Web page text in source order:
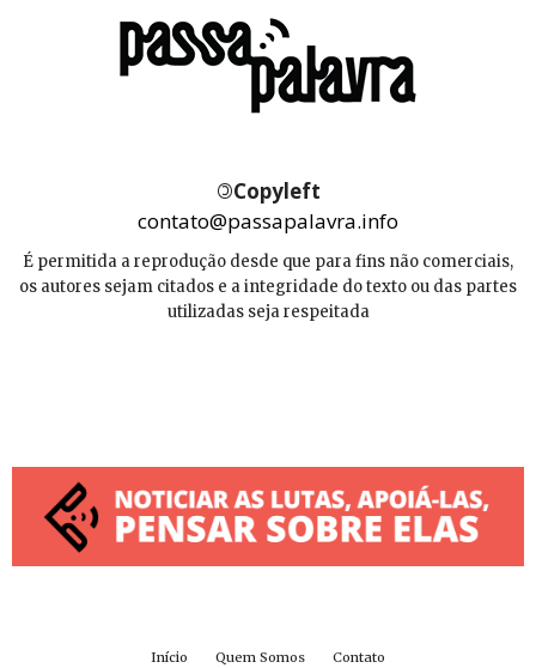
©Copyleft
contato@passapalavra.info
É permitida a reprodução desde que para fins não comerciais,
os autores sejam citados e a integridade do texto ou das partes
utilizadas seja respeitada
Início Quem Somos Contato